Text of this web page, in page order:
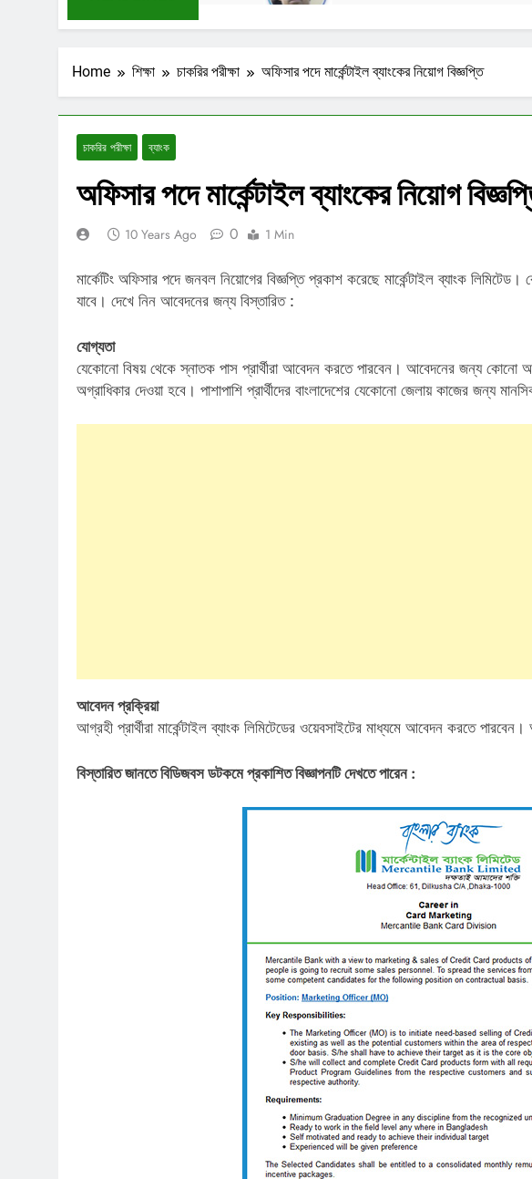
Home শিক্ষা চাকরির পরীক্ষা অফিসার পদে মার্কেন্টাইল ব্যাংকের নিয়োগ বিজ্ঞপ্তি
চাকরির পরীক্ষা ব্যাংক
অফিসার পদে মার্কেন্টাইল ব্যাংকের নিয়োগ
10 Years Ago 0 1 Min
মার্কেটিং অফিসার পদে জনবল নিয়োগের বিজ্ঞপ্তি প্রকাশ করেছে মার্কেন্টাইল ব্যাংক
যাবে। দেখে নিন আবেদনের জন্য বিস্তারিত :
যোগ্যতা
যেকোনো বিষয় থেকে স্নাতক পাস প্রার্থীরা আবেদন করতে পারবেন। আবেদনের জন্য কোনো
অগ্রাধিকার দেওয়া হবে। পাশাপাশি প্রার্থীদের বাংলাদেশের যেকোনো জেলায় কাজের জন্য
আবেদন প্রক্রিয়া
আগ্রহী প্রার্থীরা মার্কেন্টাইল ব্যাংক লিমিটেডের ওয়েবসাইটের মাধ্যমে আবেদন করতে
বিস্তারিত জানতে বিডিজবস ডটকমে প্রকাশিত বিজ্ঞাপনটি দেখতে পারেন :